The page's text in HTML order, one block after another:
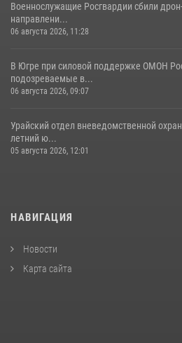
Военнослужащие Росгвардии сбили
направлени...
06 августа 2026, 11:28
В Югре при силовой поддержке ОМОН
подозреваемые в...
06 августа 2026, 09:07
Урайский отдел вневедомственной
летний ю...
05 августа 2026, 12:01
НАВИГАЦИЯ
Новости
Карта сайта